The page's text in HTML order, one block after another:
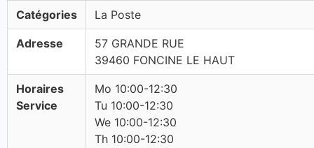
Catégories La Poste
Adresse
57 GRANDE RUE
39460 FONCINE LE HAUT
Horaires
Service
Mo 10:00-12:30
Tu 10:00-12:30
We 10:00-12:30
Th 10:00-12:30